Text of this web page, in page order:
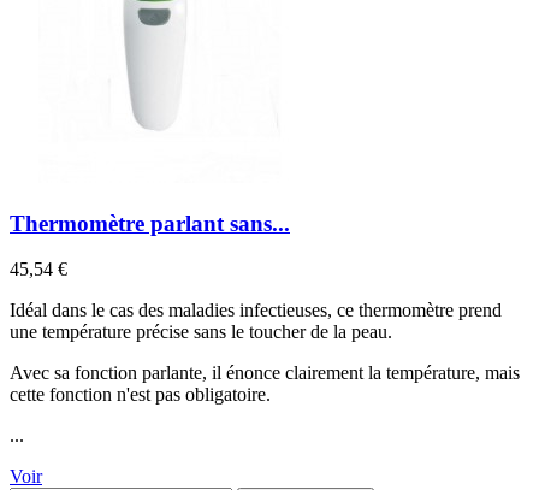
Thermomètre parlant sans...
45,54 €Prix
Idéal dans le cas des maladies infectieuses, ce thermomètre prend
une température précise sans le toucher de la peau.
Avec sa fonction parlante, il énonce clairement la température, mais
cette fonction n'est pas obligatoire.
...
Voir